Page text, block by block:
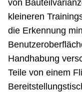
von
kleineren
die Erkennung
Handhabung
Teile von einem